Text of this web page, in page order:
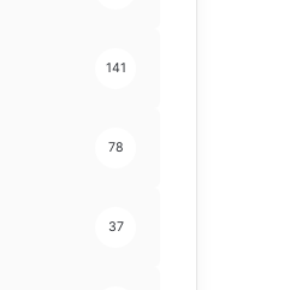
141
78
37